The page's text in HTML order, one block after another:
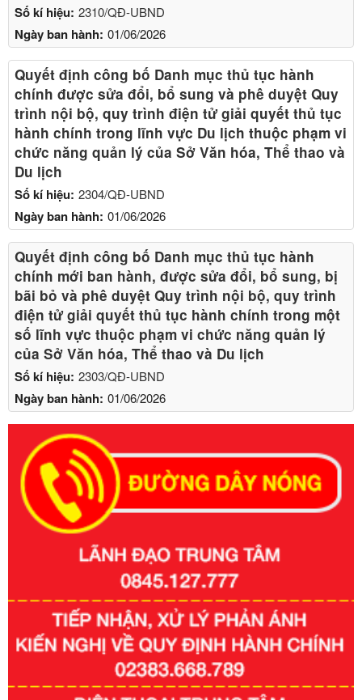
Số kí hiệu: 2310/QĐ-UBND
Ngày ban hành: 01/06/2026
Số kí hiệu: 2304/QĐ-UBND
Ngày ban hành: 01/06/2026
Quyết định công bố Danh mục thủ tục hành
chính được sửa đổi, bổ sung và phê duyệt Quy
trình nội bộ, quy trình điện tử giải quyết thủ tục
hành chính trong lĩnh vực Du lịch thuộc phạm vi
chức năng quản lý của Sở Văn hóa, Thể thao và
Du lịch
Số kí hiệu: 2303/QĐ-UBND
Ngày ban hành: 01/06/2026
Quyết định công bố Danh mục thủ tục hành
chính mới ban hành, được sửa đổi, bổ sung, bị
bãi bỏ và phê duyệt Quy trình nội bộ, quy trình
điện tử giải quyết thủ tục hành chính trong một
số lĩnh vực thuộc phạm vi chức năng quản lý
của Sở Văn hóa, Thể thao và Du lịch